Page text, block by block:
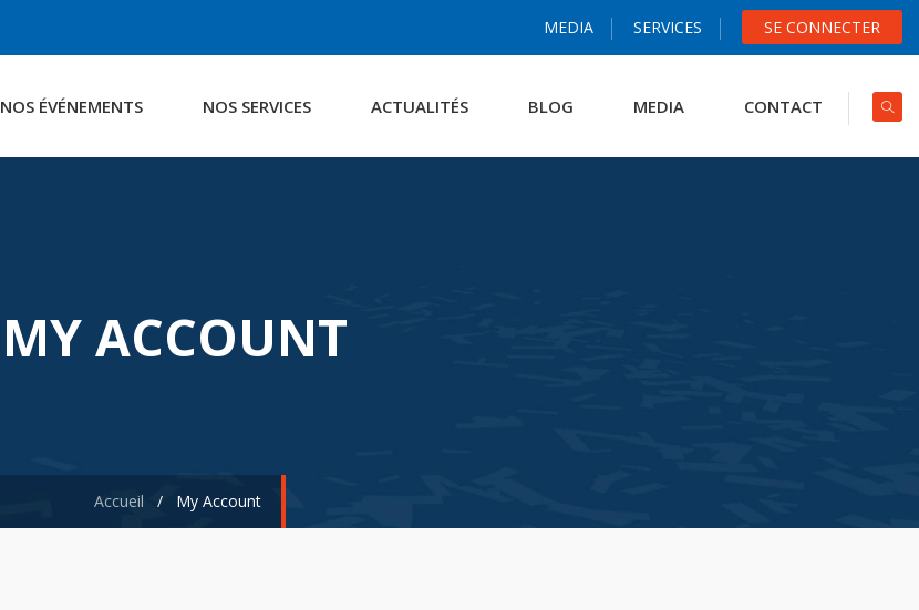
MEDIA SERVICES SE CONNECTER
NOS ÉVÉNEMENTS NOS SERVICES ACTUALITÉS BLOG MEDIA CONTACT
MY ACCOUNT
Accueil / My Account